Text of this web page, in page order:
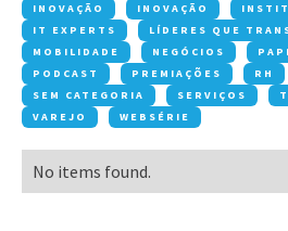
INOVAÇÃO
INOVAÇÃO
IT EXPERTS
LÍDERES QUE
MOBILIDADE
NEGÓCIOS
PODCAST
PREMIAÇÕES RH
SEM CATEGORIA
SERVIÇOS
VAREJO
WEBSÉRIE
No items found.